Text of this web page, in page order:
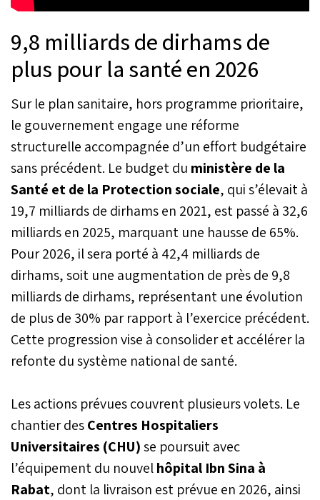
9,8 milliards de dirhams de
plus pour la santé en 2026
Sur le plan sanitaire, hors programme prioritaire,
le gouvernement engage une réforme
structurelle accompagnée d’un effort budgétaire
sans précédent. Le budget du ministère de la
Santé et de la Protection sociale, qui s’élevait à
19,7 milliards de dirhams en 2021, est passé à 32,6
milliards en 2025, marquant une hausse de 65%.
Pour 2026, il sera porté à 42,4 milliards de
dirhams, soit une augmentation de près de 9,8
milliards de dirhams, représentant une évolution
de plus de 30% par rapport à l’exercice précédent.
Cette progression vise à consolider et accélérer la
refonte du système national de santé.
Les actions prévues couvrent plusieurs volets. Le
chantier desCentres Hospitaliers
Universitaires (CHU)se poursuit avec
l’équipement du nouvelhôpital Ibn Sina à
Rabat, dont la livraison est prévue en 2026, ainsi